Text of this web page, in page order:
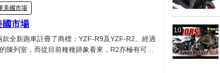
美國市場
國市場
全新跑車註冊了商標：YZF-R9及YZF-R2。經過
陳列室，而從目前種種跡象看來，R2亦極有可能